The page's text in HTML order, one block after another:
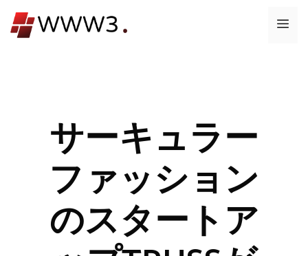
ン
メ
サーキュラー
ファッション
のスタートア